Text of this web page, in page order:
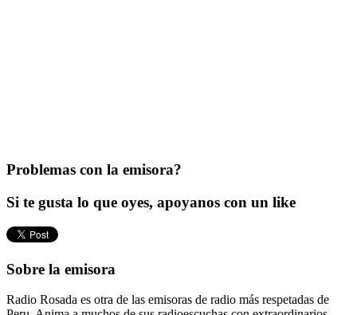
Problemas con la emisora?
Si te gusta lo que oyes, apoyanos con un like
Sobre la emisora
Radio Rosada es otra de las emisoras de radio más respetadas de